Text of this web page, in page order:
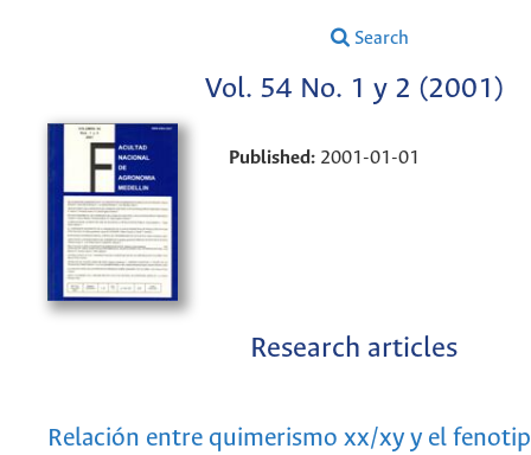
Search
Vol. 54 No. 1 y 2 (2001)
Published: 2001-01-01
Research articles
Relación entre quimerismo xx/xy y el